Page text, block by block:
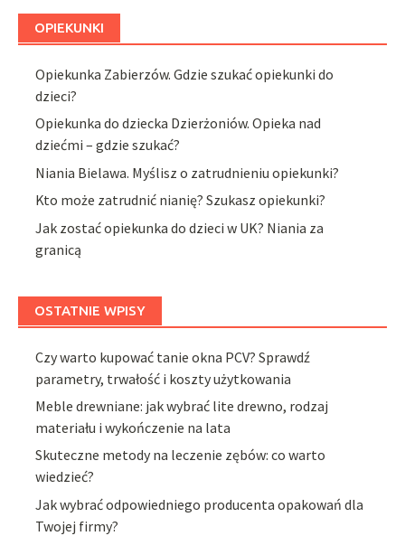
OPIEKUNKI
Opiekunka Zabierzów. Gdzie szukać opiekunki do
dzieci?
Opiekunka do dziecka Dzierżoniów. Opieka nad
dziećmi – gdzie szukać?
Niania Bielawa. Myślisz o zatrudnieniu opiekunki?
Kto może zatrudnić nianię? Szukasz opiekunki?
Jak zostać opiekunka do dzieci w UK? Niania za
granicą
OSTATNIE WPISY
Czy warto kupować tanie okna PCV? Sprawdź
parametry, trwałość i koszty użytkowania
Meble drewniane: jak wybrać lite drewno, rodzaj
materiału i wykończenie na lata
Skuteczne metody na leczenie zębów: co warto
wiedzieć?
Jak wybrać odpowiedniego producenta opakowań dla
Twojej firmy?